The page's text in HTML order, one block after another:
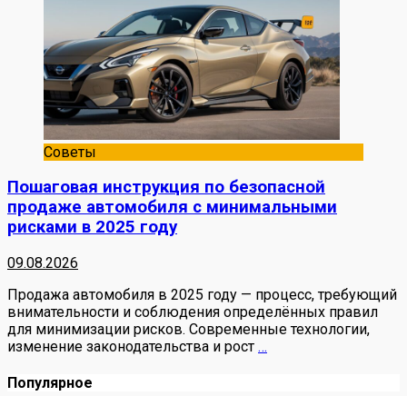
Советы
Пошаговая инструкция по безопасной
продаже автомобиля с минимальными
рисками в 2025 году
09.08.2026
Продажа автомобиля в 2025 году — процесс, требующий
внимательности и соблюдения определённых правил
для минимизации рисков. Современные технологии,
изменение законодательства и рост …
Популярное